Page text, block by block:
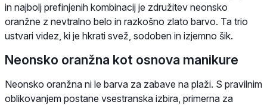
in najbolj prefinjenih kombinacij je združitev neonsko
oranžne z nevtralno belo in razkošno zlato barvo. Ta trio
ustvari videz, ki je hkrati svež, sodoben in izjemno šik.
Neonsko oranžna kot osnova manikure
Neonsko oranžna ni le barva za zabave na plaži. S pravilnim
oblikovanjem postane vsestranska izbira, primerna za